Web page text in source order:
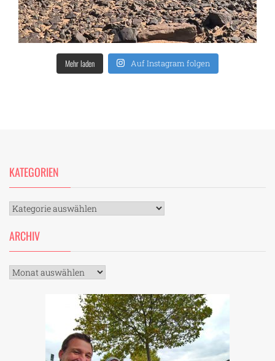
Mehr laden Auf Instagram folgen
KATEGORIEN
Kategorien
ARCHIV
Archiv